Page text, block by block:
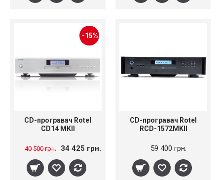
-15%
CD-програвач Rotel
CD14 MKII
40 500 грн. 34 425 грн.
CD-програвач Rotel
RCD-1572MKII
59 400 грн.